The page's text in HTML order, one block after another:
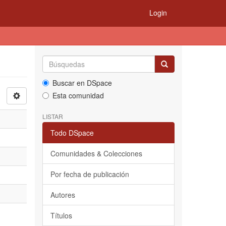
Login
Buscar en DSpace
Esta comunidad
LISTAR
Todo DSpace
Comunidades & Colecciones
Por fecha de publicación
Autores
Títulos